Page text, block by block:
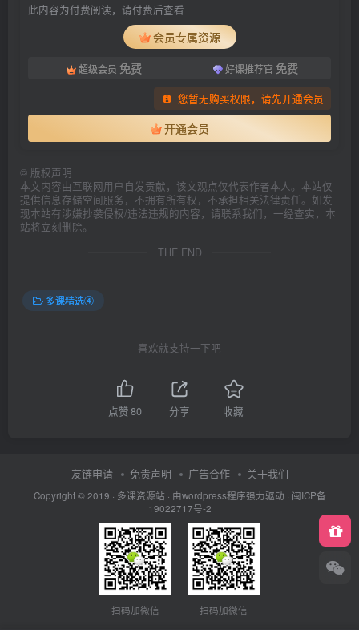
此内容为付费阅读，请付费后查看
会员专属资源
超级会员 免费 好课推荐官 免费
您暂无购买权限，请先开通会员
开通会员
© 版权声明
本文内容由互联网用户自发贡献，该文观点仅代表作者本人。本站仅
提供信息存储空间服务，不拥有所有权，不承担相关法律责任。如发
现本站有涉嫌抄袭侵权/违法违规的内容，请联系我们，一经查实，本
站将立刻删除。
THE END
多课精选④
喜欢就支持一下吧
点赞80 分享 收藏
友链申请 免责声明 广告合作 关于我们
Copyright © 2019 · 多课资源站 · 由wordpress程序强力驱动 · 闽ICP备
19022717号-2
扫码加微信 扫码加微信